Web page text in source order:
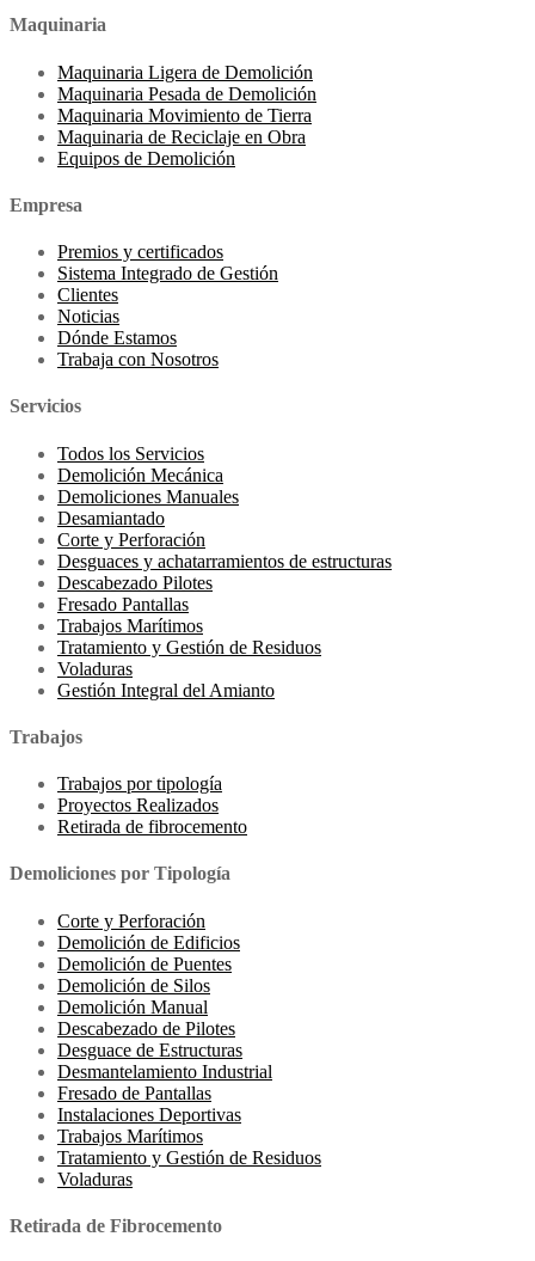
Maquinaria
Maquinaria Ligera de Demolición
Maquinaria Pesada de Demolición
Maquinaria Movimiento de Tierra
Maquinaria de Reciclaje en Obra
Equipos de Demolición
Empresa
Premios y certificados
Sistema Integrado de Gestión
Clientes
Noticias
Dónde Estamos
Trabaja con Nosotros
Servicios
Todos los Servicios
Demolición Mecánica
Demoliciones Manuales
Desamiantado
Corte y Perforación
Desguaces y achatarramientos de estructuras
Descabezado Pilotes
Fresado Pantallas
Trabajos Marítimos
Tratamiento y Gestión de Residuos
Voladuras
Gestión Integral del Amianto
Trabajos
Trabajos por tipología
Proyectos Realizados
Retirada de fibrocemento
Demoliciones por Tipología
Corte y Perforación
Demolición de Edificios
Demolición de Puentes
Demolición de Silos
Demolición Manual
Descabezado de Pilotes
Desguace de Estructuras
Desmantelamiento Industrial
Fresado de Pantallas
Instalaciones Deportivas
Trabajos Marítimos
Tratamiento y Gestión de Residuos
Voladuras
Retirada de Fibrocemento